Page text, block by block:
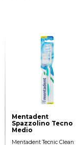
Mentadent
Spazzolino Tecno
Medio
Mentadent Tecnic Clean